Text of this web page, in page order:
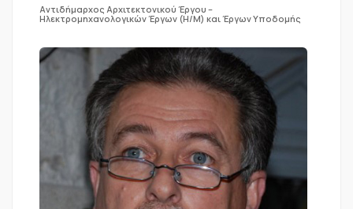
Αντιδήμαρχος Αρχιτεκτονικού Έργου –
Ηλεκτρομηχανολογικών Έργων (Η/Μ) και Έργων Υποδομής